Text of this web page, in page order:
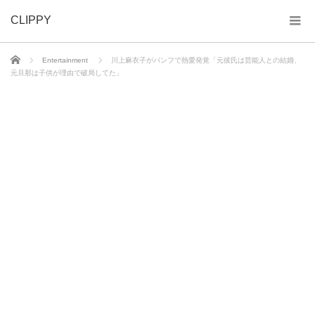
CLIPPY
ホーム Entertainment
川上麻衣子がパンフで熱愛発覚「元彼氏は芸能人との結婚、
元旦那は子供が理由で破局してた」